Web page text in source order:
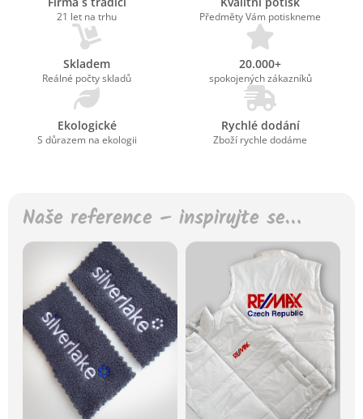
21 let na trhu Předměty Vám potiskneme
Skladem
Reálné počty skladů
20.000+
spokojených zákazníků
Ekologické
S důrazem na ekologii
Rychlé dodání
Zboží rychle dodáme
Naše reference – inspirujte se…